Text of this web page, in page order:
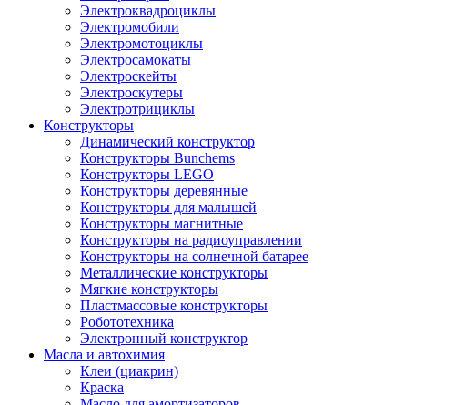
Электроквадроциклы
Электромобили
Электромотоциклы
Электросамокаты
Электроскейты
Электроскутеры
Электротрициклы
Конструкторы
Динамический конструктор
Конструкторы Bunchems
Конструкторы LEGO
Конструкторы деревянные
Конструкторы для малышей
Конструкторы магнитные
Конструкторы на радиоуправлении
Конструкторы на солнечной батарее
Металлические конструкторы
Мягкие конструкторы
Пластмассовые конструкторы
Робототехника
Электронный конструктор
Масла и автохимия
Клеи (циакрин)
Краска